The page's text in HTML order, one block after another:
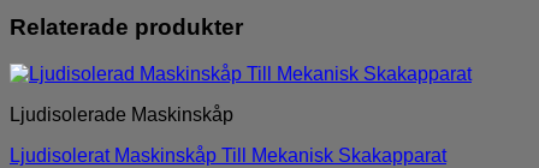
Relaterade produkter
Ljudisolerade Maskinskåp
Ljudisolerat Maskinskåp Till Mekanisk Skakapparat